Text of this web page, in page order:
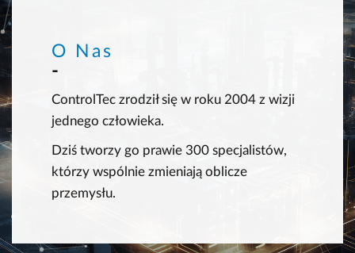
O Nas
ControlTec zrodził się w roku 2004 z wizji
jednego człowieka.
Dziś tworzy go prawie 300 specjalistów,
którzy wspólnie zmieniają oblicze
przemysłu.